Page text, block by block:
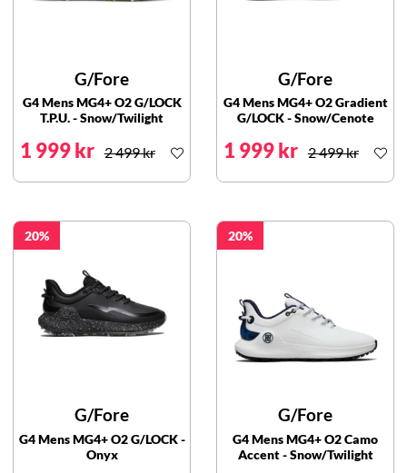
G/Fore
G4 Mens MG4+ O2 G/LOCK
T.P.U. - Snow/Twilight
1 999 kr 2 499 kr
G/Fore
G4 Mens MG4+ O2 Gradient
G/LOCK - Snow/Cenote
1 999 kr 2 499 kr
20
G/Fore
G4 Mens MG4+ O2 G/LOCK -
Onyx
20
G/Fore
G4 Mens MG4+ O2 Camo
Accent - Snow/Twilight